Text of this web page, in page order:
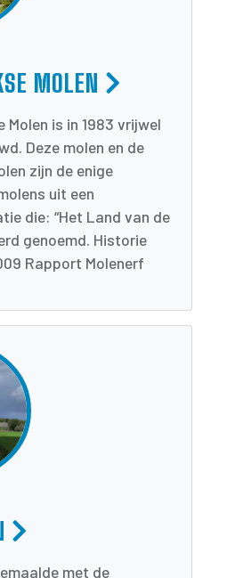
MOLEN
Molen is in 1983 vrijwel
Deze molen en de
zijn de enige
uit een
die: “Het Land van de
genoemd. Historie
Rapport Molenerf
met de